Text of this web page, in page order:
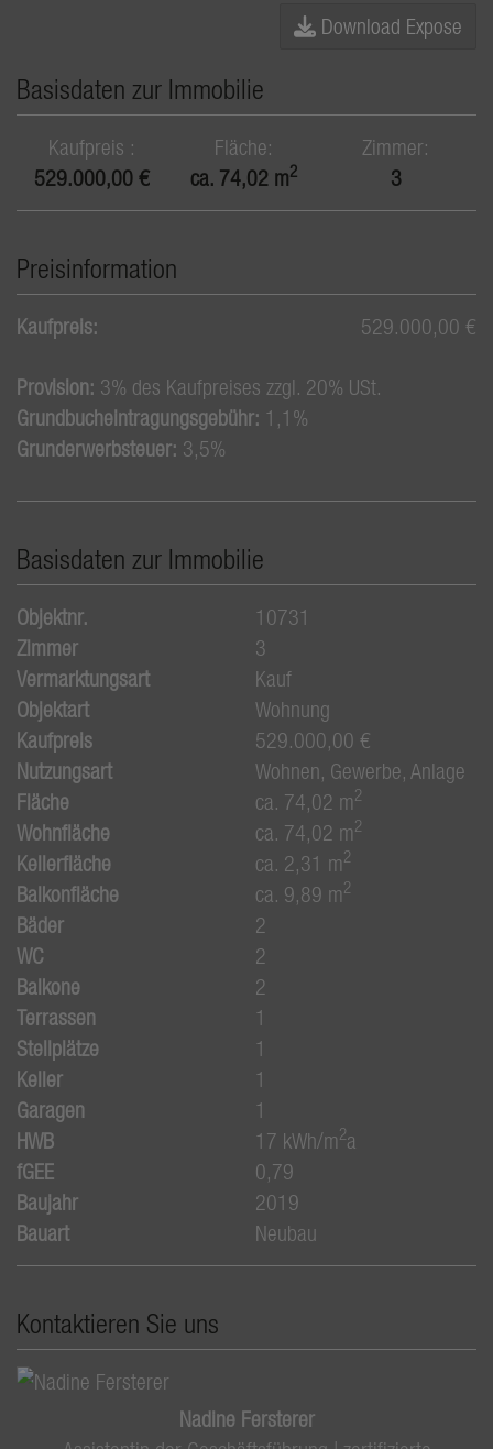
Download Expose
Basisdaten zur Immobilie
Kaufpreis
529.000,00 €
Fläche
ca. 74,02 m2
Zimmer
3
Preisinformation
Kaufpreis: 529.000,00 €
Provision: 3% des Kaufpreises zzgl. 20% USt.
Grundbucheintragungsgebühr: 1,1%
Grunderwerbsteuer: 3,5%
Basisdaten zur Immobilie
Objektnr.
10731
Zimmer
3
Vermarktungsart
Kauf
Objektart
Wohnung
Kaufpreis
529.000,00 €
Nutzungsart
Wohnen Gewerbe Anlage
Fläche
ca. 74,02 m2
Wohnfläche ca. 74,02 m2
Kellerfläche ca. 2,31 m2
Balkonfläche ca. 9,89 m2
Bäder
2
WC
2
Balkone
2
Terrassen
1
Stellplätze
1
Keller
1
Garagen
1
HWB
17 kWh/m2a
fGEE
0,79
Baujahr
2019
Bauart
Neubau
Kontaktieren Sie uns
Nadine Fersterer